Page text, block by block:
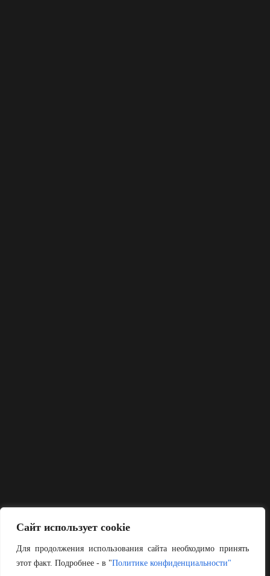
Сайт использует cookie
Для продолжения использования сайта необходимо принять
этот факт. Подробнее - в "Политике конфиденциальности"